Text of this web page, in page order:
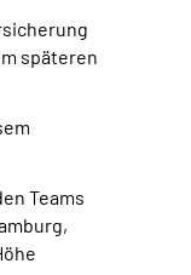
späteren
Teams